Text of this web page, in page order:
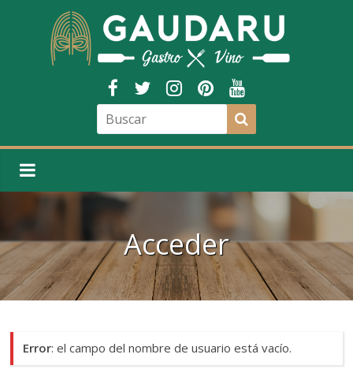
Acceder
Error: el campo del nombre de usuario está vacío.